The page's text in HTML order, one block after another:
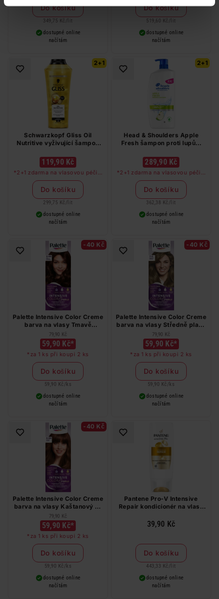
produkt zdarma. Neplatí na
barvy na vlasy a cestovní balení.
Do košíku
349,75 Kč / lit
dostupné online
načítám
produkt zdarma. Neplatí na
barvy na vlasy a cestovní balení.
Do košíku
519,60 Kč / lit
dostupné online
načítám
2+1
Schwarzkopf Gliss Oil
Nutritive vyživující šampon
119,90 Kč
*2+1 zdarma na vlasovou péči v
libovolné kombinaci, nejlevnější
produkt zdarma. Neplatí na
barvy na vlasy a cestovní balení.
Do košíku
299,75 Kč / lit
dostupné online
načítám
2+1
Head & Shoulders Apple
Fresh šampon proti lupům
289,90 Kč
*2+1 zdarma na vlasovou péči v
libovolné kombinaci, nejlevnější
produkt zdarma. Neplatí na
barvy na vlasy a cestovní balení.
Do košíku
362,38 Kč / lit
dostupné online
načítám
-40 Kč
Palette Intensive Color Creme
barva na vlasy Tmavě
mahagonový 3-68
79,90 Kč
59,90 Kč*
*za 1 ks při koupi 2 ks
Do košíku
59,90 Kč / ks
dostupné online
načítám
-40 Kč
Palette Intensive Color Creme
barva na vlasy Středně plavý
7-0
79,90 Kč
59,90 Kč*
*za 1 ks při koupi 2 ks
Do košíku
59,90 Kč / ks
dostupné online
načítám
-40 Kč
Palette Intensive Color Creme
barva na vlasy Kaštanový 5-
68
79,90 Kč
59,90 Kč*
*za 1 ks při koupi 2 ks
Do košíku
59,90 Kč / ks
dostupné online
načítám
Pantene Pro-V Intensive
Repair kondicionér na vlasy
39,90 Kč
Do košíku
443,33 Kč / lit
dostupné online
načítám